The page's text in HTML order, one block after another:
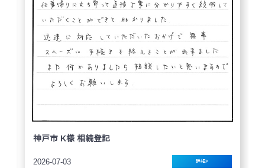
神戸市 K様 相続登記
2026-07-03 詳細